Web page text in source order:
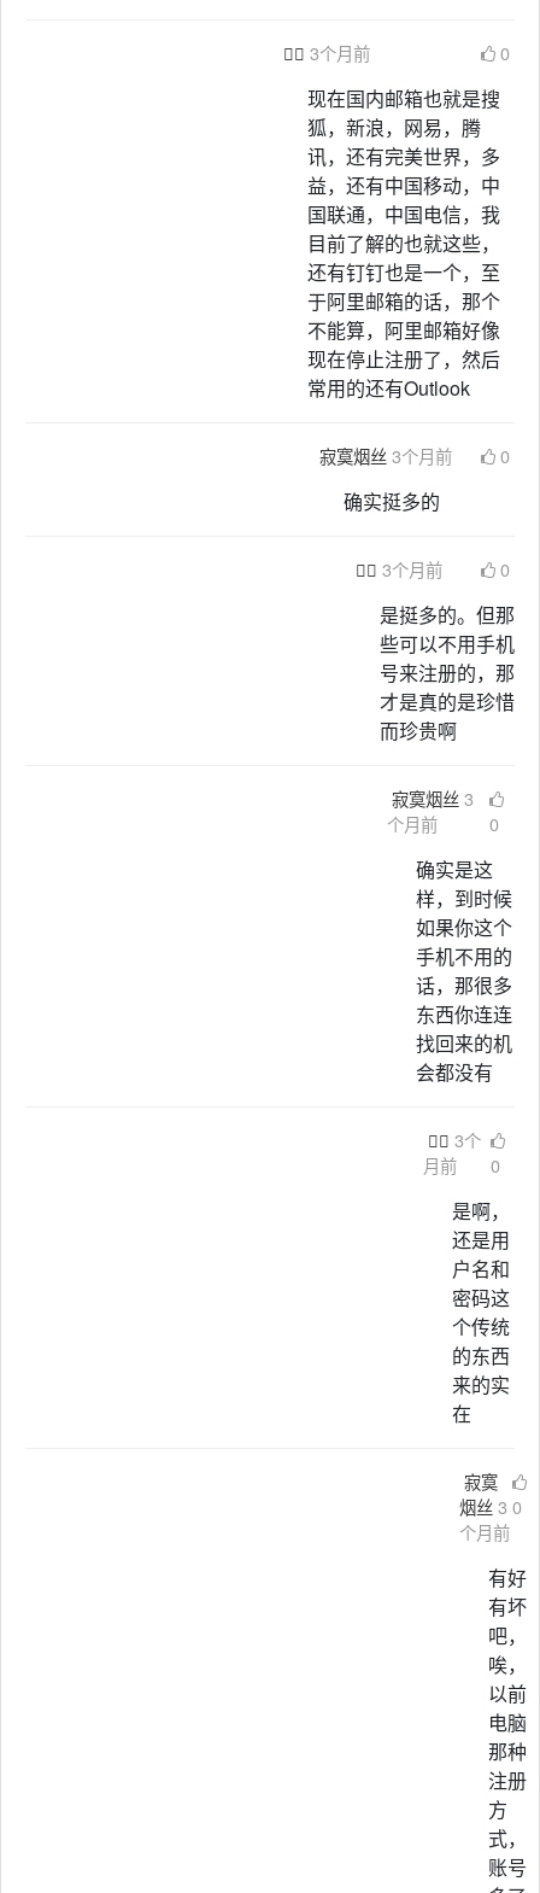
 3个月前 0
现在国内邮箱也就是搜
狐，新浪，网易，腾
讯，还有完美世界，多
益，还有中国移动，中
国联通，中国电信，我
目前了解的也就这些，
还有钉钉也是一个，至
于阿里邮箱的话，那个
不能算，阿里邮箱好像
现在停止注册了，然后
常用的还有Outlook
寂寞烟丝 3个月前 0
确实挺多的
 3个月前 0
是挺多的。但那
些可以不用手机
号来注册的，那
才是真的是珍惜
而珍贵啊
寂寞烟丝 3
个月前
0
确实是这
样，到时候
如果你这个
手机不用的
话，那很多
东西你连连
找回来的机
会都没有
 3个
月前
0
是啊，
还是用
户名和
密码这
个传统
的东西
来的实
在
寂寞
烟丝 3
个月前
0
有好
有坏
吧，
唉，
以前
电脑
那种
注册
方
式，
账号